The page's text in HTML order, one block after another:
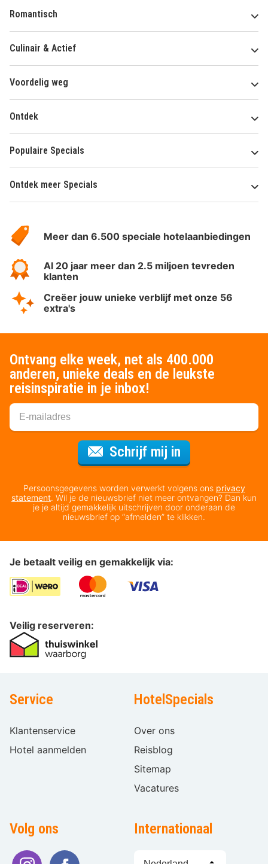
Romantisch
Culinair & Actief
Voordelig weg
Ontdek
Populaire Specials
Ontdek meer Specials
HotelSpecials
Meer dan 6.500 speciale hotelaanbiedingen
Al 20 jaar meer dan 2.5 miljoen tevreden
klanten
Creëer jouw unieke verblijf met onze 56
extra's
Ontvang elke week, net als 400.000
anderen, unieke deals en de leukste
reisinspiratie in je inbox!
Schrijf mij in
Persoonsgegevens worden verwerkt volgens ons privacy
statement. Wil je de nieuwsbrief niet meer ontvangen? Dan kun
je je altijd gemakkelijk uitschrijven door onderaan de
nieuwsbrief op “afmelden” te klikken.
Je betaalt veilig en gemakkelijk via:
Veilig reserveren:
Service
Klantenservice
Hotel aanmelden
HotelSpecials
Over ons
Reisblog
Sitemap
Vacatures
Volg ons Internationaal